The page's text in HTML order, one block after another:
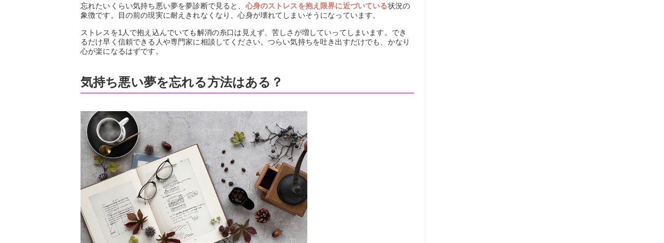
忘れたいくらい気持ち悪い夢を夢診断で見ると、 心身のストレスを抱え限界に近づいている状況の
象徴です。目の前の現実に耐えきれなくなり、心身が壊れてしまいそうになっています。
ストレスを1人で抱え込んでいても解消の糸口は見えず、苦しさが増していってしまいます。でき
るだけ早く信頼できる人や専門家に相談してください。つらい気持ちを吐き出すだけでも、かなり
心が楽になるはずです。
気持ち悪い夢を忘れる方法はある？